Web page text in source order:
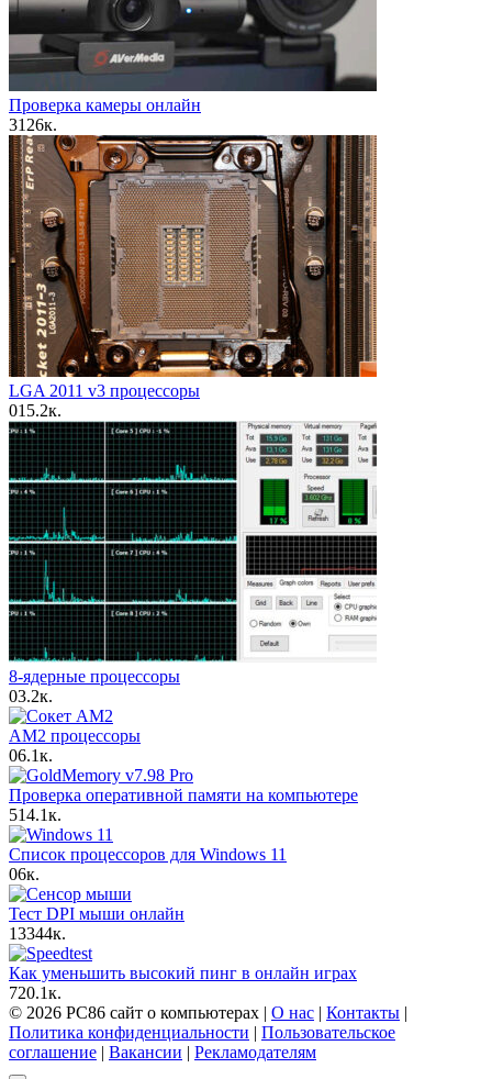
Проверка камеры онлайн
3126к.
LGA 2011 v3 процессоры
015.2к.
8-ядерные процессоры
03.2к.
AM2 процессоры
06.1к.
Проверка оперативной памяти на компьютере
514.1к.
Список процессоров для Windows 11
06к.
Тест DPI мыши онлайн
13344к.
Как уменьшить высокий пинг в онлайн играх
720.1к.
© 2026 PC86 сайт о компьютерах | О нас | Контакты |
Политика конфиденциальности | Пользовательское
соглашение | Вакансии | Рекламодателям